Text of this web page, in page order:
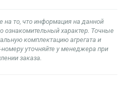
то, что информация на данной
ознакомительный характер. Точные
комплектацию агрегата и
уточняйте у менеджера при
заказа.